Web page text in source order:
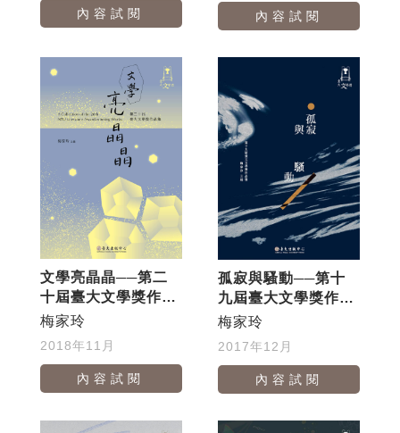
內容試閱 內容試閱
文學亮晶晶──第二
十屆臺大文學獎作品
集
梅家玲
2018年11月
內容試閱
孤寂與騷動──第十
九屆臺大文學獎作品
集
梅家玲
2017年12月
內容試閱